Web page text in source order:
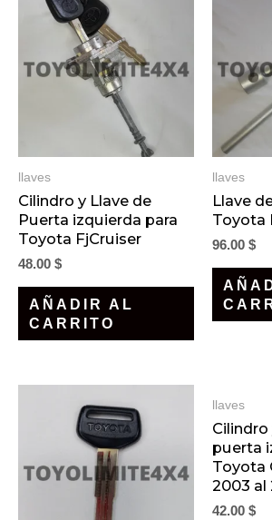
llaves
Cilindro y Llave de
Puerta izquierda para
Toyota FjCruiser
48.00 $
AÑADIR AL
CARRITO
llaves
Llave
Toyota
96.00 $
llaves
Cilindro
puerta
Toyota
2003 al
42.00 $